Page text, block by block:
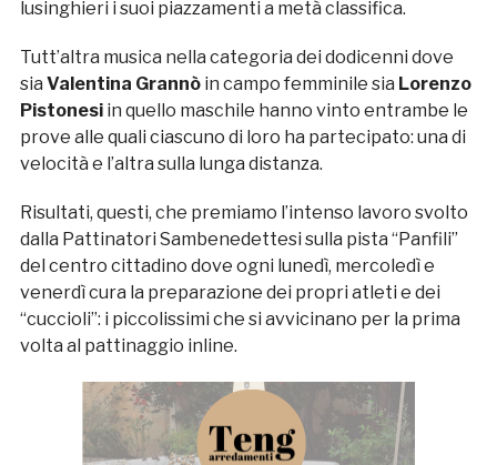
lusinghieri i suoi piazzamenti a metà classifica.
Tutt’altra musica nella categoria dei dodicenni dove
sia Valentina Grannòin campo femminile sia Lorenzo
Pistonesiin quello maschile hanno vinto entrambe le
prove alle quali ciascuno di loro ha partecipato: una di
velocità e l’altra sulla lunga distanza.
Risultati, questi, che premiamo l’intenso lavoro svolto
dalla Pattinatori Sambenedettesi sulla pista “Panfili”
del centro cittadino dove ogni lunedì, mercoledì e
venerdì cura la preparazione dei propri atleti e dei
“cuccioli”: i piccolissimi che si avvicinano per la prima
volta al pattinaggio inline.